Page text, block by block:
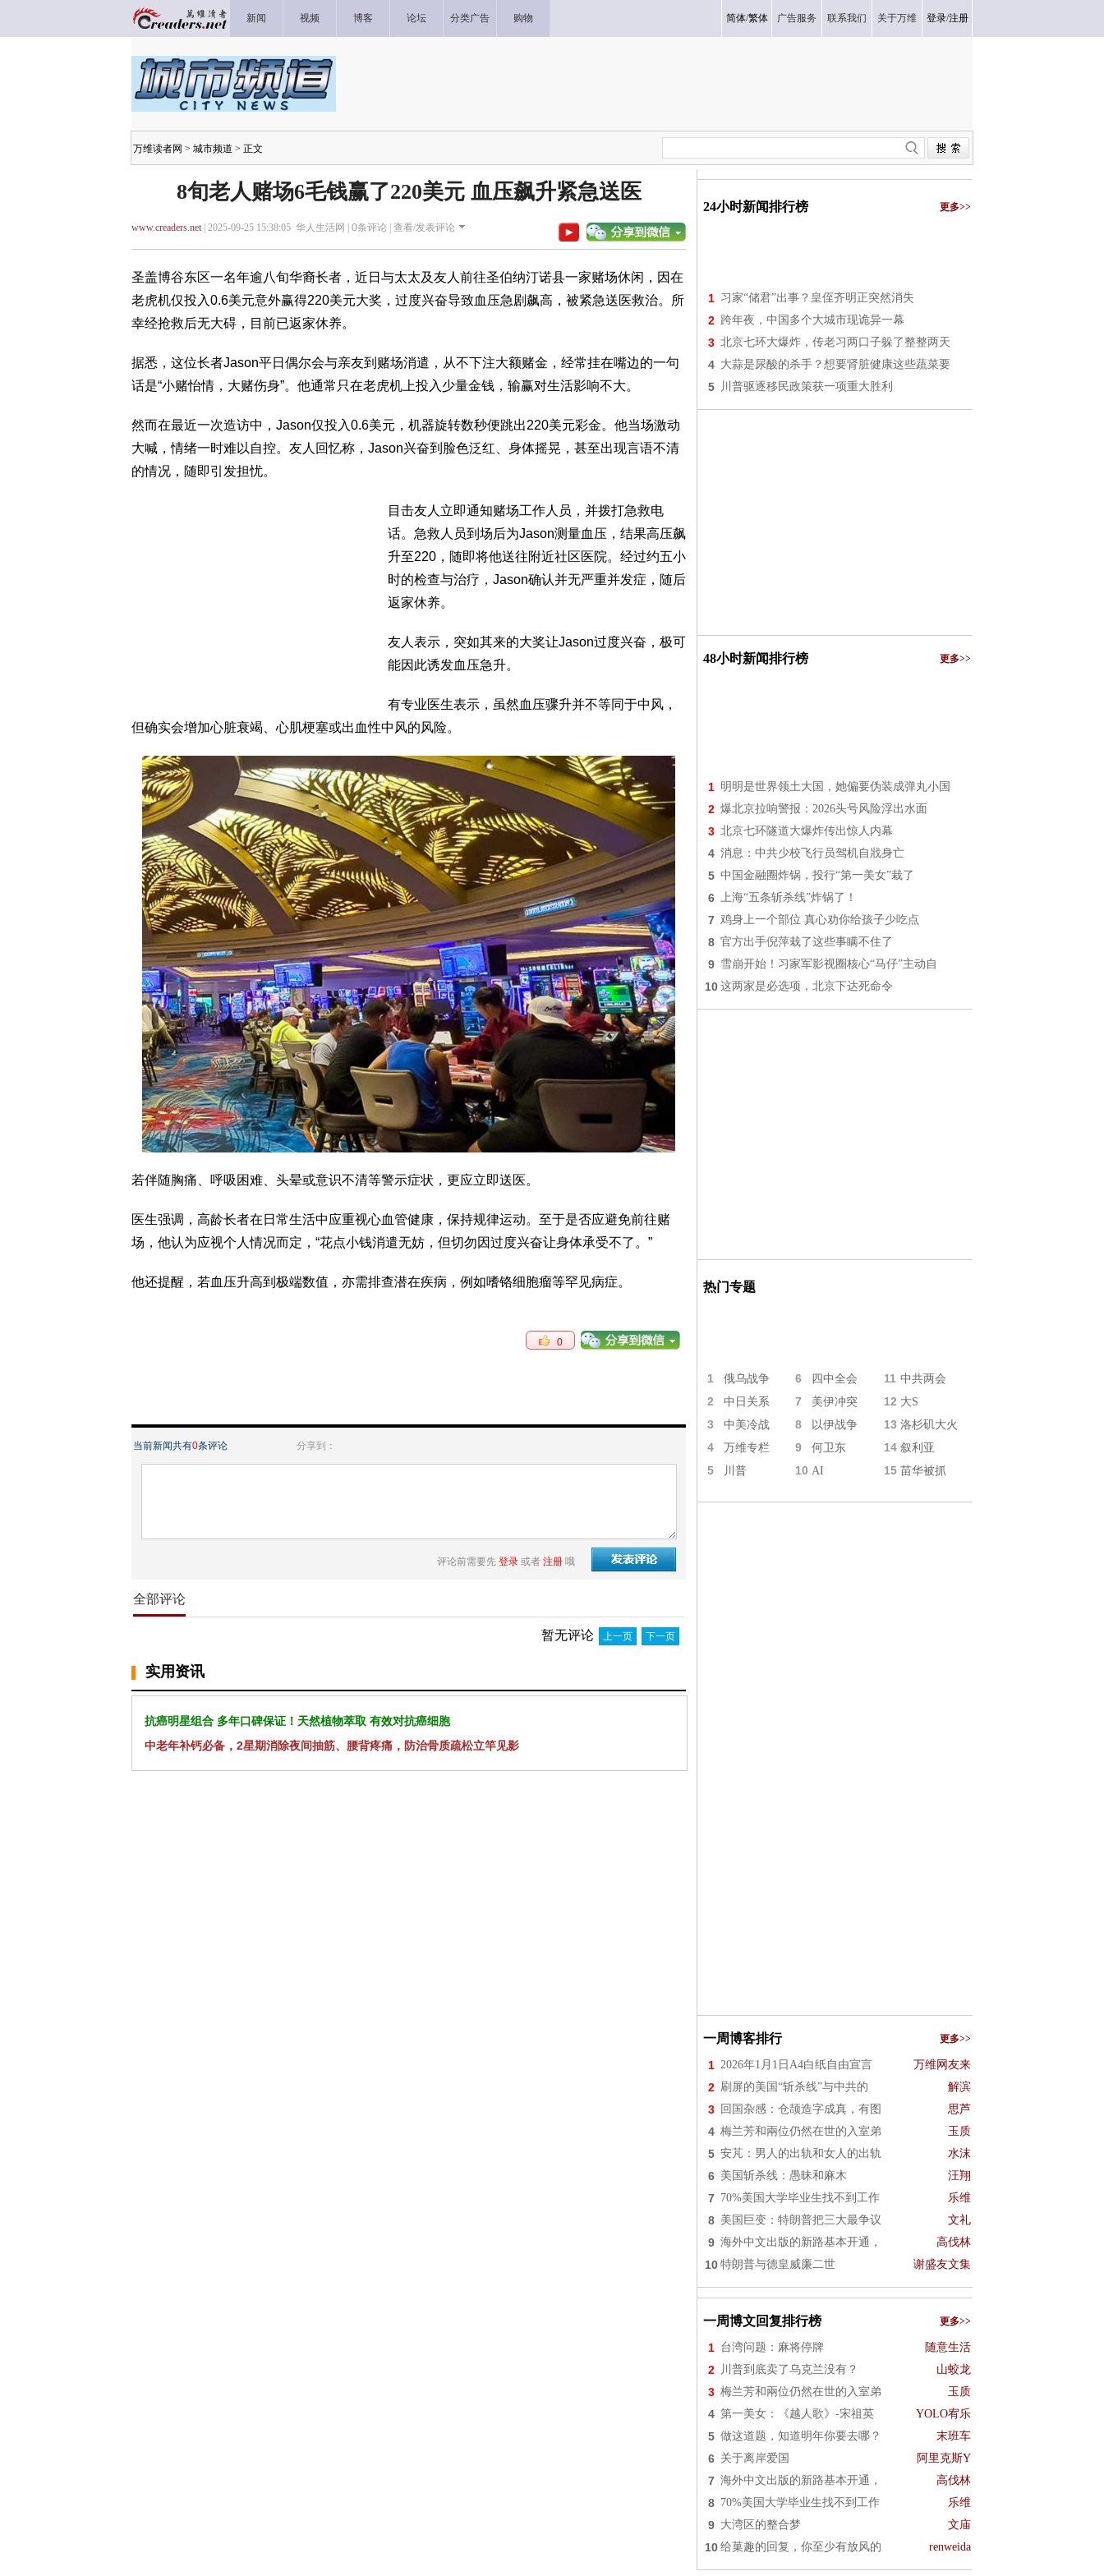
新闻 视频 博客 论坛 分类广告 购物 简体/繁体 广告服务 联系我们 关于万维 登录/注册
万维读者网 > 城市频道 > 正文
8旬老人赌场6毛钱赢了220美元 血压飙升紧急送医
www.creaders.net| 2025-09-25 15:38:05 华人生活网 | 0条评论 | 查看/发表评论
圣盖博谷东区一名年逾八旬华裔长者，近日与太太及友人前往圣伯纳汀诺县一家赌场休闲，因在
老虎机仅投入0.6美元意外赢得220美元大奖，过度兴奋导致血压急剧飙高，被紧急送医救治。所
幸经抢救后无大碍，目前已返家休养。
据悉，这位长者Jason平日偶尔会与亲友到赌场消遣，从不下注大额赌金，经常挂在嘴边的一句
话是“小赌怡情，大赌伤身”。他通常只在老虎机上投入少量金钱，输赢对生活影响不大。
然而在最近一次造访中，Jason仅投入0.6美元，机器旋转数秒便跳出220美元彩金。他当场激动
大喊，情绪一时难以自控。友人回忆称，Jason兴奋到脸色泛红、身体摇晃，甚至出现言语不清
的情况，随即引发担忧。
目击友人立即通知赌场工作人员，并拨打急救电
话。急救人员到场后为Jason测量血压，结果高压飙
升至220，随即将他送往附近社区医院。经过约五小
时的检查与治疗，Jason确认并无严重并发症，随后
返家休养。
友人表示，突如其来的大奖让Jason过度兴奋，极可
能因此诱发血压急升。
有专业医生表示，虽然血压骤升并不等同于中风，
但确实会增加心脏衰竭、心肌梗塞或出血性中风的风险。
若伴随胸痛、呼吸困难、头晕或意识不清等警示症状，更应立即送医。
医生强调，高龄长者在日常生活中应重视心血管健康，保持规律运动。至于是否应避免前往赌
场，他认为应视个人情况而定，“花点小钱消遣无妨，但切勿因过度兴奋让身体承受不了。”
他还提醒，若血压升高到极端数值，亦需排查潜在疾病，例如嗜铬细胞瘤等罕见病症。
0
当前新闻共有0条评论 分享到：
评论前需要先 登录 或者 注册 哦
全部评论
暂无评论 上一页 下一页
实用资讯
抗癌明星组合 多年口碑保证！天然植物萃取 有效对抗癌细胞
中老年补钙必备，2星期消除夜间抽筋、腰背疼痛，防治骨质疏松立竿见影
24小时新闻排行榜 更多>>
1 习家“储君”出事？皇侄齐明正突然消失
2 跨年夜，中国多个大城市现诡异一幕
3 北京七环大爆炸，传老习两口子躲了整整两天
4 大蒜是尿酸的杀手？想要肾脏健康这些蔬菜要
5 川普驱逐移民政策获一项重大胜利
48小时新闻排行榜 更多>>
1 明明是世界领土大国，她偏要伪装成弹丸小国
2 爆北京拉响警报：2026头号风险浮出水面
3 北京七环隧道大爆炸传出惊人内幕
4 消息：中共少校飞行员驾机自戕身亡
5 中国金融圈炸锅，投行“第一美女”栽了
6 上海“五条斩杀线”炸锅了！
7 鸡身上一个部位 真心劝你给孩子少吃点
8 官方出手倪萍栽了这些事瞒不住了
9 雪崩开始！习家军影视圈核心“马仔”主动自
10 这两家是必选项，北京下达死命令
热门专题
1 俄乌战争 6 四中全会 11 中共两会
2 中日关系 7 美伊冲突 12 大S
3 中美冷战 8 以伊战争 13 洛杉矶大火
4 万维专栏 9 何卫东 14 叙利亚
5 川普 10 AI 15 苗华被抓
一周博客排行 更多>>
1 2026年1月1日A4白纸自由宣言 万维网友来
2 刷屏的美国“斩杀线”与中共的 解滨
3 回国杂感：仓颉造字成真，有图 思芦
4 梅兰芳和兩位仍然在世的入室弟 玉质
5 安芃：男人的出轨和女人的出轨 水沫
6 美国斩杀线：愚昧和麻木 汪翔
7 70%美国大学毕业生找不到工作 乐维
8 美国巨变：特朗普把三大最争议 文礼
9 海外中文出版的新路基本开通， 高伐林
10 特朗普与德皇威廉二世 谢盛友文集
一周博文回复排行榜 更多>>
1 台湾问题：麻将停牌 随意生活
2 川普到底卖了乌克兰没有？ 山蛟龙
3 梅兰芳和兩位仍然在世的入室弟 玉质
4 第一美女：《越人歌》-宋祖英 YOLO宥乐
5 做这道题，知道明年你要去哪？ 末班车
6 关于离岸爱国 阿里克斯Y
7 海外中文出版的新路基本开通， 高伐林
8 70%美国大学毕业生找不到工作 乐维
9 大湾区的整合梦 文庙
10 给菓趣的回复，你至少有放风的 renweida